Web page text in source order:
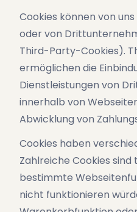
Cookies können von
oder von
Third-Party-Cookies).
ermöglichen die
Dienstleistungen von
innerhalb von
Abwicklung von
Cookies haben
Zahlreiche Cookies
bestimmte
nicht funktionieren